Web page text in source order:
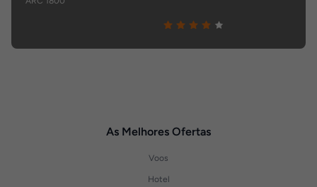
As Melhores Ofertas
Voos
Hotel